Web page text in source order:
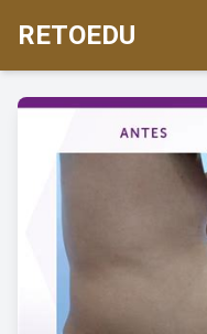
RETOEDU